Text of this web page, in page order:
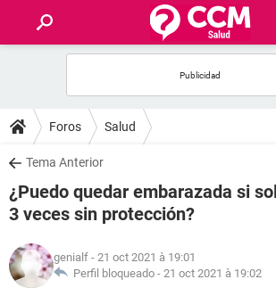
FORUMS
SALUD
FAMILIA
NUTRICIÓN
Foros Salud
Tema Anterior
¿Puedo quedar embarazada si
3 veces sin protección?
genialf - 21 oct 2021 à 19:01
Perfil bloqueado - 21 oct 2021 à 19:02